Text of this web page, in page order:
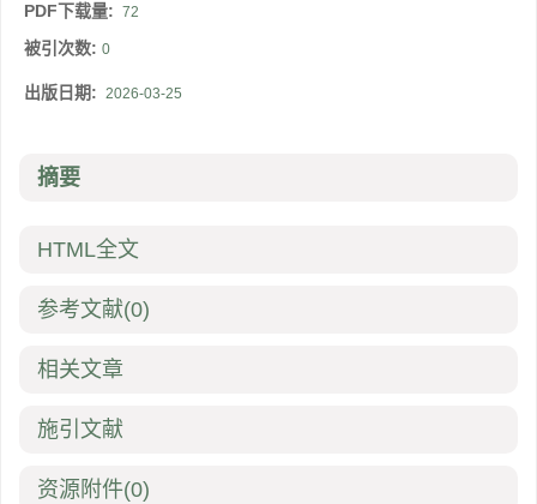
PDF下载量: 72
被引次数: 0
出版日期: 2026-03-25
摘要
HTML全文
参考文献(0)
相关文章
施引文献
资源附件(0)